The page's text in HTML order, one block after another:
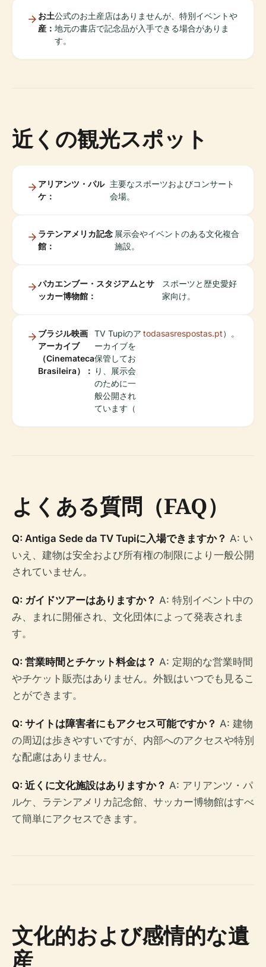
お土
産：
公式のお土産店はありませんが、特別イベントや
地元の書店で記念品が入手できる場合がありま
す。
近くの観光スポット
アリアンツ・パル
ケ：
主要なスポーツおよびコンサート
会場。
ラテンアメリカ記念
館：
展示会やイベントのある文化複合
施設。
パカエンブー・スタジアムとサ
ッカー博物館：
スポーツと歴史愛好
家向け。
ブラジル映画
アーカイブ
（Cinemateca
Brasileira）：
TV Tupiのア
ーカイブを
保管してお
り、展示会
のために一
般公開され
ています（
todasasrespostas.pt）。
よくある質問（FAQ）
Q: Antiga Sede da TV Tupiに入場できますか？ A: い
いえ、建物は安全および所有権の制限により​​一般公開
されていません。
Q: ガイドツアーはありますか？ A: 特別イベント中の
み、まれに開催され、文化団体によって発表されま
す。
Q: 営業時間とチケット料金は？ A: 定期的な営業時間
やチケット販売はありません。外観はいつでも見るこ
とができます。
Q: サイトは障害者にもアクセス可能ですか？ A: 建物
の周辺は歩きやすいですが、内部へのアクセスや特別
な配慮はありません。
Q: 近くに文化施設はありますか？ A: アリアンツ・パ
ルケ、ラテンアメリカ記念館、サッカー博物館はすべ
て簡単にアクセスできます。
文化的および感情的な遺
産